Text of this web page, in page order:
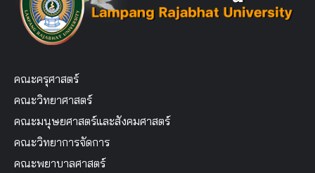
คณะครุศาสตร์
คณะวิทยาศาสตร์
คณะมนุษยศาสตร์และสังคมศาสตร์
คณะวิทยาการจัดการ
คณะพยาบาลศาสตร์